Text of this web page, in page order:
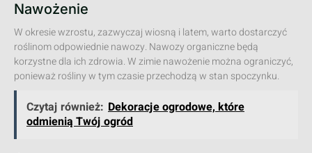
Nawożenie
W okresie wzrostu, zazwyczaj wiosną i latem, warto dostarczyć
roślinom odpowiednie nawozy. Nawozy organiczne będą
korzystne dla ich zdrowia. W zimie nawożenie można ograniczyć,
ponieważ rośliny w tym czasie przechodzą w stan spoczynku.
Czytaj również: Dekoracje ogrodowe, które
odmienią Twój ogród